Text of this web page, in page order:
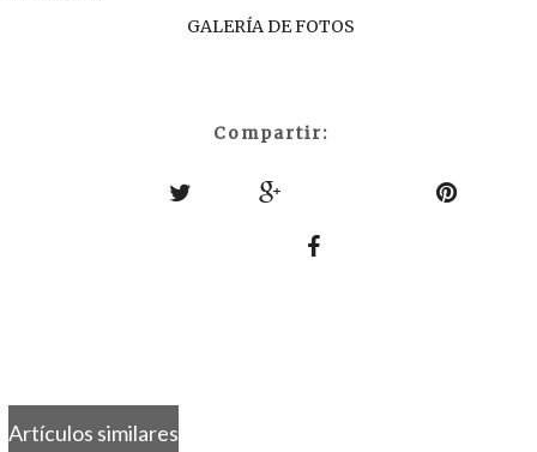
GALERÍA DE FOTOS
Compartir:
Artículos similares